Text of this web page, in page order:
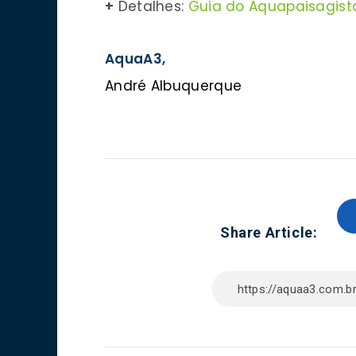
+ Detalhes: Guia do
AquaA3,
André Albuquerque
Share Article: